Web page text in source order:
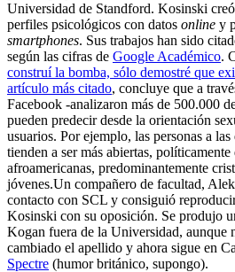
Universidad de Standford. Kosinski
perfiles psicológicos con datos online y
smartphones. Sus trabajos han sido
según las cifras de Google Académico.
construí la bomba, sólo demostré que
artículo más citado, concluye que a
Facebook -analizaron más de 500.000
pueden predecir desde la orientación
usuarios. Por ejemplo, las personas a las
tienden a ser más abiertas, políticamente
afroamericanas, predominantemente
jóvenes.Un compañero de facultad,
contacto con SCL y consiguió
Kosinski con su oposición. Se produjo
Kogan fuera de la Universidad, aunque
cambiado el apellido y ahora sigue en
Spectre (humor británico, supongo).